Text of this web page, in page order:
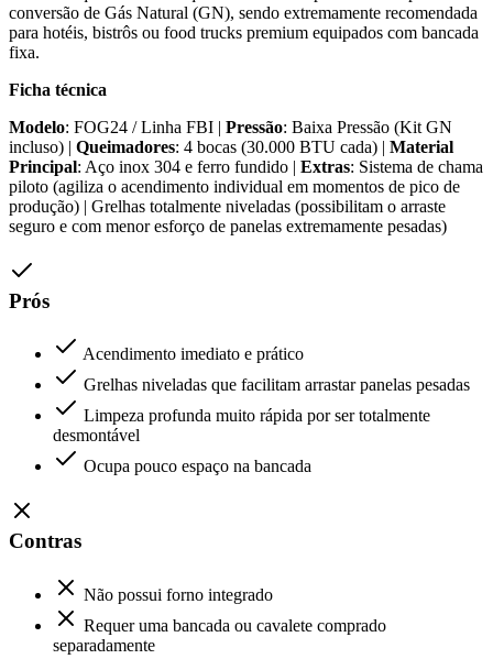
conversão de Gás Natural (GN), sendo extremamente recomendada
para hotéis, bistrôs ou food trucks premium equipados com bancada
fixa.
Ficha técnica
Modelo: FOG24 / Linha FBI | Pressão: Baixa Pressão (Kit GN
incluso) | Queimadores: 4 bocas (30.000 BTU cada) | Material
Principal: Aço inox 304 e ferro fundido | Extras: Sistema de chama
piloto (agiliza o acendimento individual em momentos de pico de
produção) | Grelhas totalmente niveladas (possibilitam o arraste
seguro e com menor esforço de panelas extremamente pesadas)
Prós
Acendimento imediato e prático
Grelhas niveladas que facilitam arrastar panelas pesadas
Limpeza profunda muito rápida por ser totalmente
desmontável
Ocupa pouco espaço na bancada
Contras
Não possui forno integrado
Requer uma bancada ou cavalete comprado
separadamente